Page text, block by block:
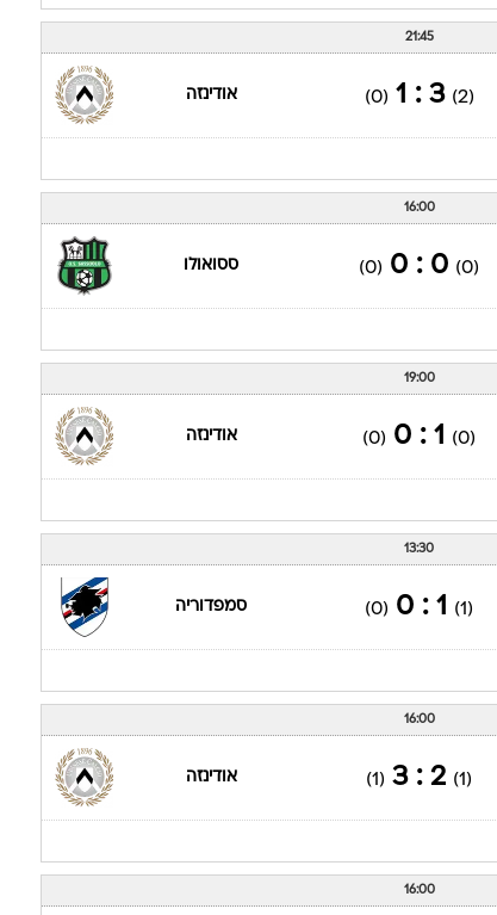
21:45
(2)
3 : 1
(0) אודינזה
16:00
(0)
0 : 0
(0) ססואולו
19:00
(0)
1 : 0
(0) אודינזה
13:30
(1)
1 : 0
(0) סמפדוריה
16:00
(1)
2 : 3
(1) אודינזה
16:00